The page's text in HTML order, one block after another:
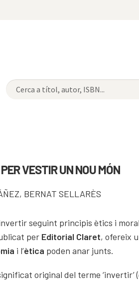
VESTIR UN NOU MÓN
, BERNAT SELLARÈS
seguint principis ètics i
per Editorial Claret, ofereix
i l’ètica poden anar junts.
original del terme ‘invertir’